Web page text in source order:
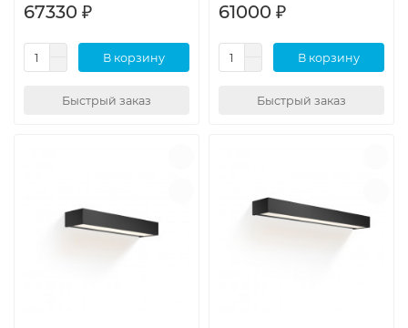
67330 ₽
В корзину
Быстрый заказ
61000 ₽
В корзину
Быстрый заказ